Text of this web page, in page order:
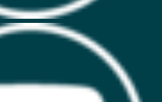
para